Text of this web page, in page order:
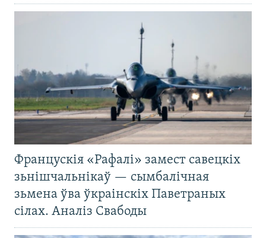
Францускія «Рафалі» замест савецкіх
зьнішчальнікаў — сымбалічная
зьмена ўва ўкраінскіх Паветраных
сілах. Аналіз Свабоды